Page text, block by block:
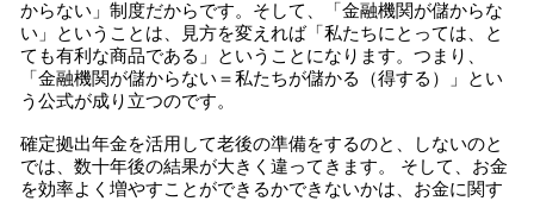
からない」制度だからです。そして、「金融機関が儲からな
い」ということは、見方を変えれば「私たちにとっては、と
ても有利な商品である」ということになります。つまり、
「金融機関が儲からない＝私たちが儲かる（得する）」とい
う公式が成り立つのです。
確定拠出年金を活用して老後の準備をするのと、しないのと
では、数十年後の結果が大きく違ってきます。 そして、お金
を効率よく増やすことができるかできないかは、お金に関す